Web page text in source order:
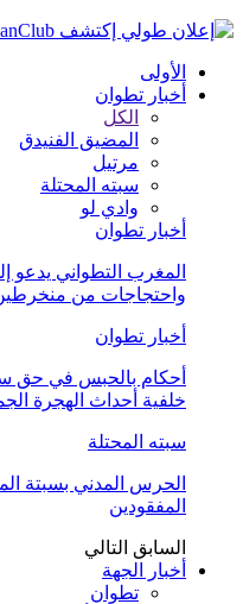
الأولى
أخبار تطوان
الكل
المضيق الفنيدق
مرتيل
سبته المحتلة
وادي لو
أخبار تطوان
المغرب التطواني يدعو
واحتجاجات من
أخبار تطوان
أحكام بالحبس في حق
خلفية أحداث الهجرة
سبته المحتلة
الحرس المدني بسبتة
المفقودين
السابق التالي
أخبار الجهة
تطوان